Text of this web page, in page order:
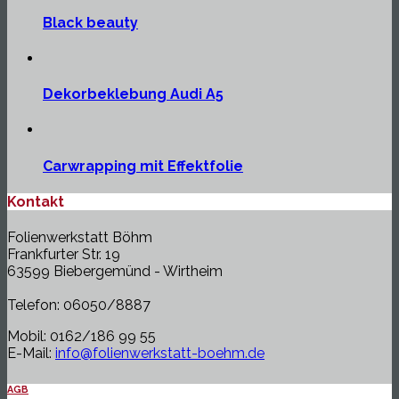
Black beauty
Dekorbeklebung Audi A5
Carwrapping mit Effektfolie
Kontakt
Folienwerkstatt Böhm
Frankfurter Str. 19
63599 Biebergemünd - Wirtheim
Telefon: 06050/8887
Mobil: 0162/186 99 55
E-Mail: info@folienwerkstatt-boehm.de
AGB